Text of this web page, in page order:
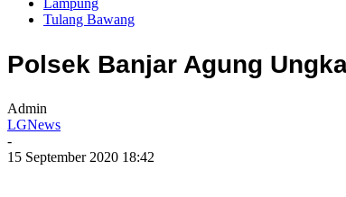
Lampung
Tulang Bawang
Polsek Banjar Agung
Admin
LGNews
-
15 September 2020 18:42